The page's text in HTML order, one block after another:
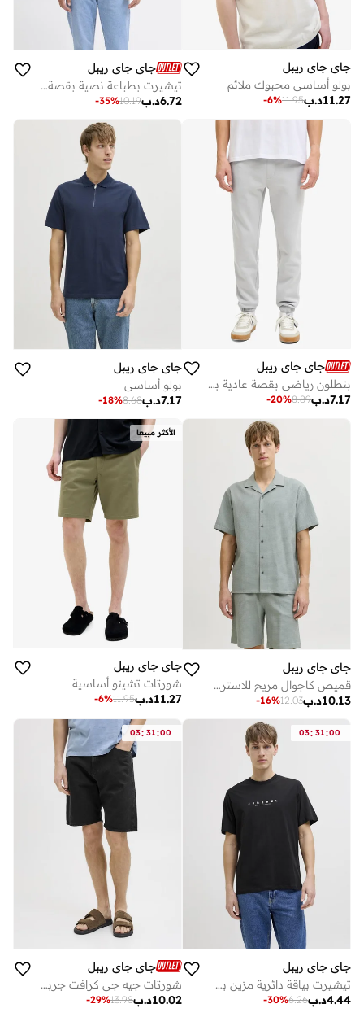
جاي جاي ريبل
بولو أساسي محبوك ملائم
د.ب11.27
11.95
-6%
جاي جاي ريبل
تيشيرت بطباعة نصية بقصة عادية وياقة دائرية
د.ب6.72
10.19
-35%
جاي جاي ريبل
بنطلون رياضي بقصة عادية برباط وشعار
د.ب7.17
8.89
-20%
جاي جاي ريبل
بولو أساسي
د.ب7.17
8.68
-18%
جاي جاي ريبل
قميص كاجوال مريح للاسترخاء
د.ب10.13
12.03
-16%
الأكثر مبيعا
جاي جاي ريبل
شورتات تشينو أساسية
د.ب11.27
11.95
-6%
03: 31:00
جاي جاي ريبل
تيشيرت بياقة دائرية مزين بشعار العلامة التجارية
د.ب4.44
6.26
-30%
03: 31:00
جاي جاي ريبل
شورتات جيه جي كرافت جربتايلور
د.ب10.02
13.98
-29%